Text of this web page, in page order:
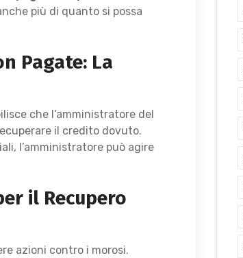
più di quanto si possa
Pagate: La
che l’amministratore del
il credito dovuto.
l’amministratore può agire
il Recupero
azioni contro i morosi.